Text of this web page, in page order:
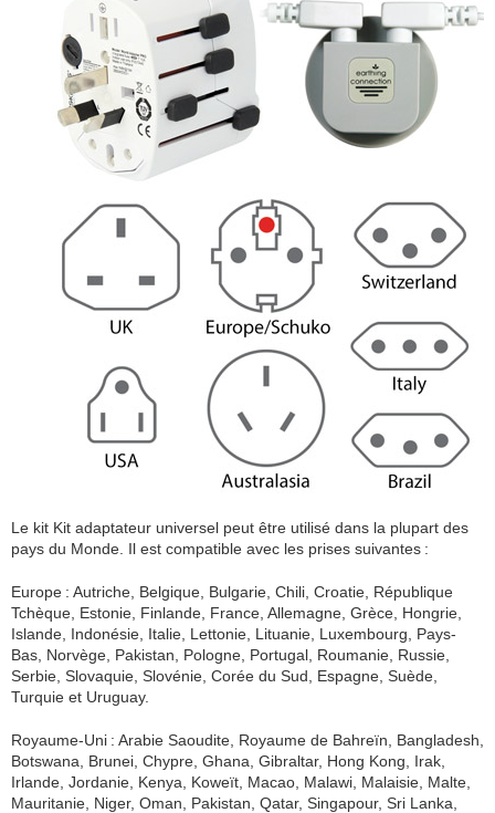
Le kit Kit adaptateur universel peut être utilisé dans la plupart des
pays du Monde. Il est compatible avec les prises suivantes :
Europe : Autriche, Belgique, Bulgarie, Chili, Croatie, République
Tchèque, Estonie, Finlande, France, Allemagne, Grèce, Hongrie,
Islande, Indonésie, Italie, Lettonie, Lituanie, Luxembourg, Pays-
Bas, Norvège, Pakistan, Pologne, Portugal, Roumanie, Russie,
Serbie, Slovaquie, Slovénie, Corée du Sud, Espagne, Suède,
Turquie et Uruguay.
Royaume-Uni : Arabie Saoudite, Royaume de Bahreïn, Bangladesh,
Botswana, Brunei, Chypre, Ghana, Gibraltar, Hong Kong, Irak,
Irlande, Jordanie, Kenya, Koweït, Macao, Malawi, Malaisie, Malte,
Mauritanie, Niger, Oman, Pakistan, Qatar, Singapour, Sri Lanka,